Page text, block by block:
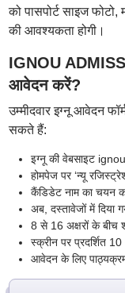
को पासपोर्ट साइज
की आवश्यकता होगी।
IGNOU
आवेदन करें?
उम्मीदवार इग्नू आवेदन
सकते हैं:
इग्नू की वेबसाइट
होमपेज पर ‘न्यू
कैंडिडेट नाम का चयन
अब, दस्तावेजों में दिया
8 से 16 अक्षरों के बीच
स्क्रीन पर प्रदर्शित
आवेदन के लिए